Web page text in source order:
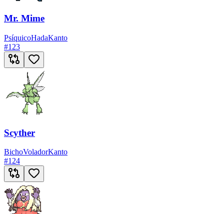
Mr. Mime
PsíquicoHadaKanto
#123
Scyther
BichoVoladorKanto
#124